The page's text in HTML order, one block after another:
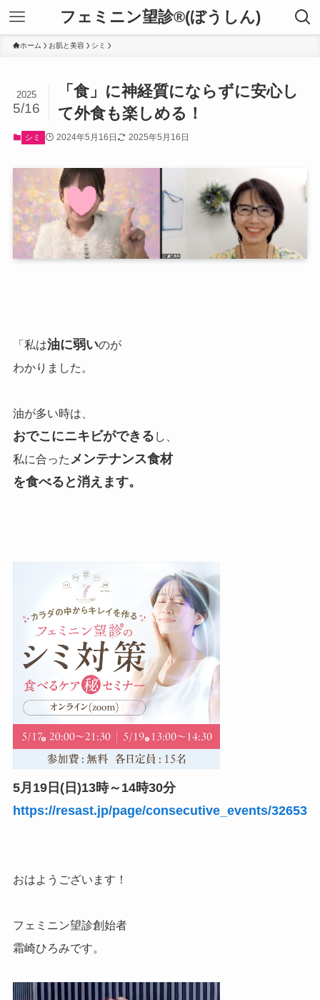
フェミニン望診®(ぼうしん)
ホーム お肌と美容 シミ
「食」に神経質にならずに安心し
て外食も楽しめる！
2025
5/16
シミ 2024年5月16日 2025年5月16日
「私は油に弱いのが
わかりました。
油が多い時は、
おでこにニキビができる し、
私に合ったメンテナンス食材
を食べると消えます。
5月19日(日)13時～14時30分
https://resast.jp/page/consecutive_events/32653
おはようございます！
フェミニン望診創始者
霜崎ひろみです。